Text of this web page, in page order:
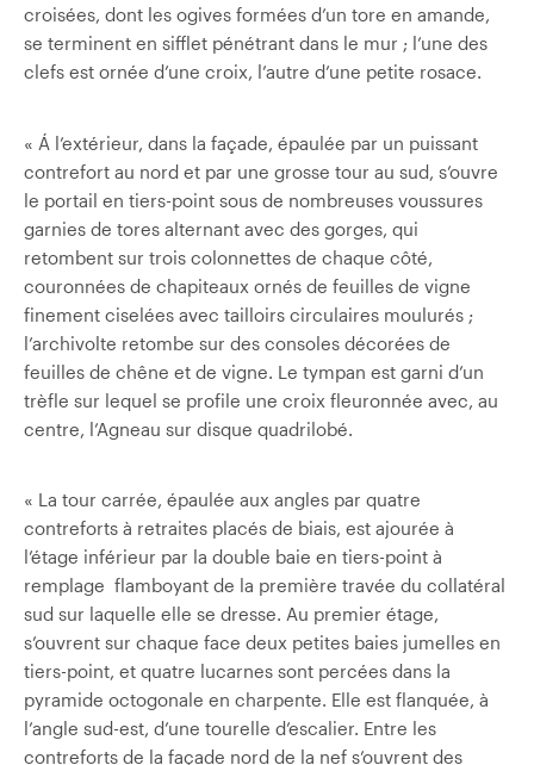
croisées, dont les ogives formées d’un tore en amande,
se terminent en sifflet pénétrant dans le mur ; l’une des
clefs est ornée d’une croix, l’autre d’une petite rosace.
« Á l’extérieur, dans la façade, épaulée par un puissant
contrefort au nord et par une grosse tour au sud, s’ouvre
le portail en tiers-point sous de nombreuses voussures
garnies de tores alternant avec des gorges, qui
retombent sur trois colonnettes de chaque côté,
couronnées de chapiteaux ornés de feuilles de vigne
finement ciselées avec tailloirs circulaires moulurés ;
l’archivolte retombe sur des consoles décorées de
feuilles de chêne et de vigne. Le tympan est garni d’un
trèfle sur lequel se profile une croix fleuronnée avec, au
centre, l’Agneau sur disque quadrilobé.
« La tour carrée, épaulée aux angles par quatre
contreforts à retraites placés de biais, est ajourée à
l’étage inférieur par la double baie en tiers-point à
remplage flamboyant de la première travée du collatéral
sud sur laquelle elle se dresse. Au premier étage,
s’ouvrent sur chaque face deux petites baies jumelles en
tiers-point, et quatre lucarnes sont percées dans la
pyramide octogonale en charpente. Elle est flanquée, à
l’angle sud-est, d’une tourelle d’escalier. Entre les
contreforts de la façade nord de la nef s’ouvrent des